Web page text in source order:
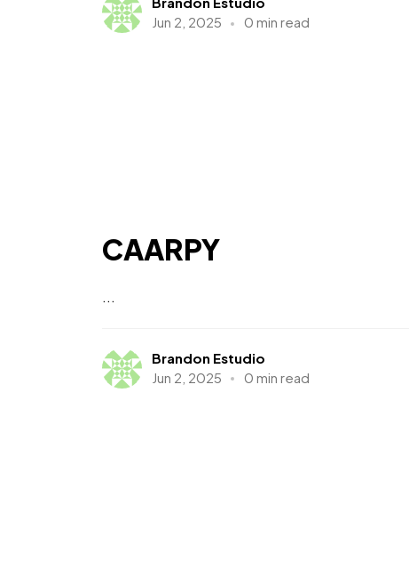
Jun 2, 2025
0 min read
CAARPY
...
Brandon Estudio
Jun 2, 2025
0 min read